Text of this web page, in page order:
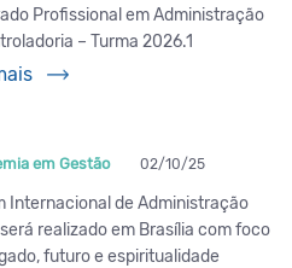
Profissional em Administração
– Turma 2026.1
em Gestão 02/10/25
Internacional de Administração
realizado em Brasília com foco
futuro e espiritualidade